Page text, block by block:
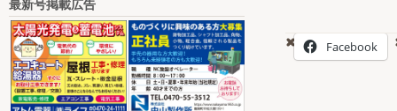
Facebook
最新号掲載広告